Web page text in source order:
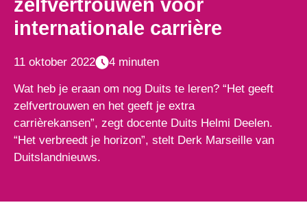
zelfvertrouwen voor
internationale carrière
11 oktober 2022 4 minuten
Wat heb je eraan om nog Duits te leren? “Het geeft
zelfvertrouwen en het geeft je extra
carrièrekansen”, zegt docente Duits Helmi Deelen.
“Het verbreedt je horizon”, stelt Derk Marseille van
Duitslandnieuws.